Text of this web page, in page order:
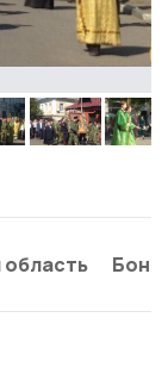
область